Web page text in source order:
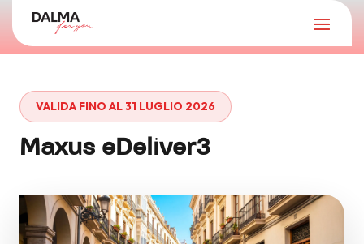
VALIDA FINO AL 31 LUGLIO 2026
Maxus eDeliver3